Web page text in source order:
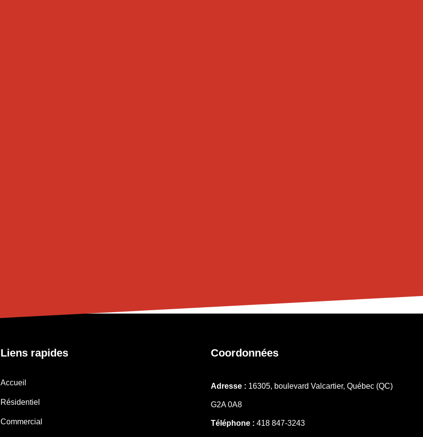
Liens rapides
Accueil
Résidentiel
Commercial
Coordonnées
Adresse : 16305, boulevard Valcartier, Québec (QC)
G2A 0A8
Téléphone : 418 847-3243